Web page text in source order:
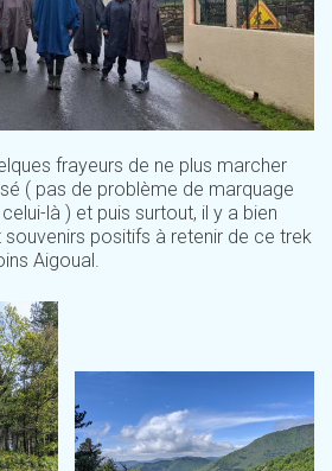
frayeurs de ne plus marcher
( pas de problème de marquage
là ) et puis surtout, il y a bien
souvenirs positifs à retenir de ce trek
Aigoual.